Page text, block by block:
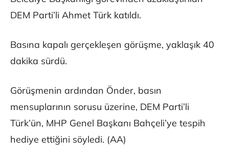
DEM Parti’li Ahmet Türk katıldı.
Basına kapalı gerçekleşen görüşme, yaklaşık 40
dakika sürdü.
Görüşmenin ardından Önder, basın
mensuplarının sorusu üzerine, DEM Parti’li
Türk’ün, MHP Genel Başkanı Bahçeli’ye tespih
hediye ettiğini söyledi. (AA)